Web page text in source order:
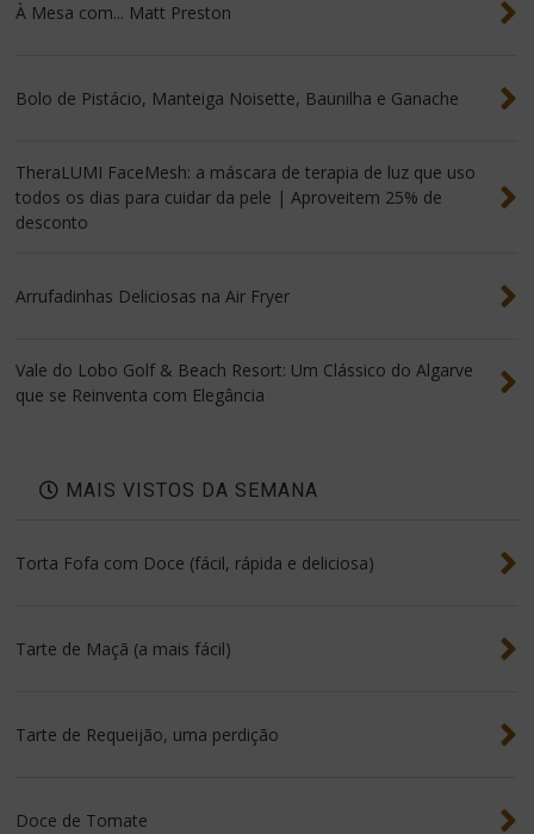
À Mesa com... Matt Preston
Bolo de Pistácio, Manteiga Noisette, Baunilha e Ganache
TheraLUMI FaceMesh: a máscara de terapia de luz que uso
todos os dias para cuidar da pele | Aproveitem 25% de
desconto
Arrufadinhas Deliciosas na Air Fryer
Vale do Lobo Golf & Beach Resort: Um Clássico do Algarve
que se Reinventa com Elegância
MAIS VISTOS DA SEMANA
Torta Fofa com Doce (fácil, rápida e deliciosa)
Tarte de Maçã (a mais fácil)
Tarte de Requeijão, uma perdição
Doce de Tomate